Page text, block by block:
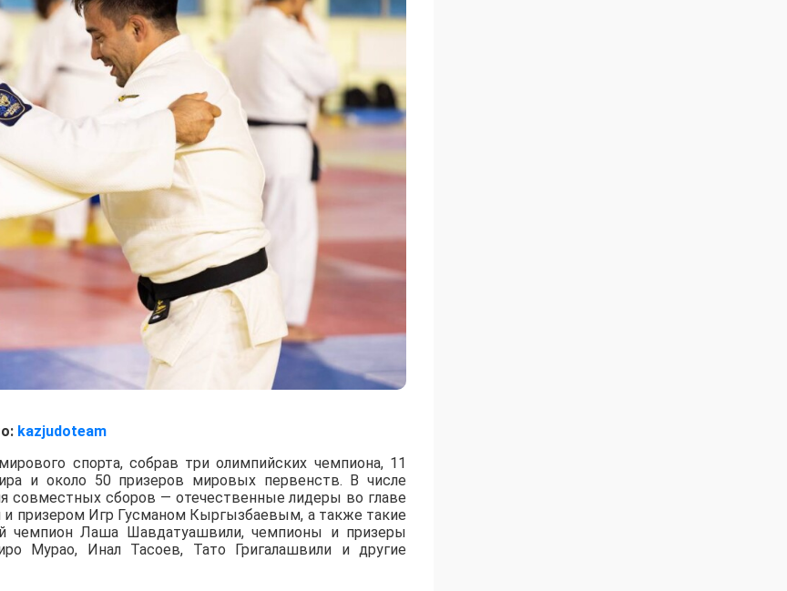
kazjudoteam
спорта, собрав три олимпийских чемпиона, 11
и около 50 призеров мировых первенств. В числе
совместных сборов — отечественные лидеры во главе
призером Игр Гусманом Кыргызбаевым, а также такие
чемпион Лаша Шавдатуашвили, чемпионы и призеры
Мурао, Инал Тасоев, Тато Григалашвили и другие